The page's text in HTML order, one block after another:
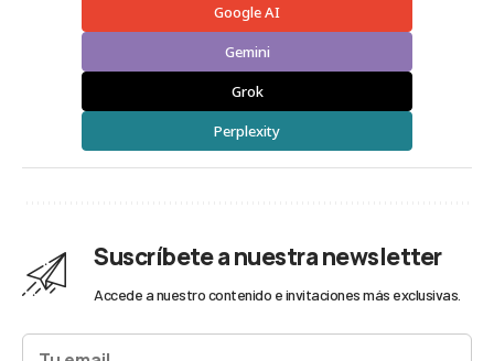
Google AI
Gemini
Grok
Perplexity
Suscríbete a nuestra newsletter
Accede a nuestro contenido e invitaciones más exclusivas.